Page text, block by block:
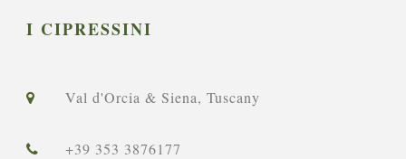
I CIPRESSINI
Val d'Orcia & Siena, Tuscany
+39 353 3876177